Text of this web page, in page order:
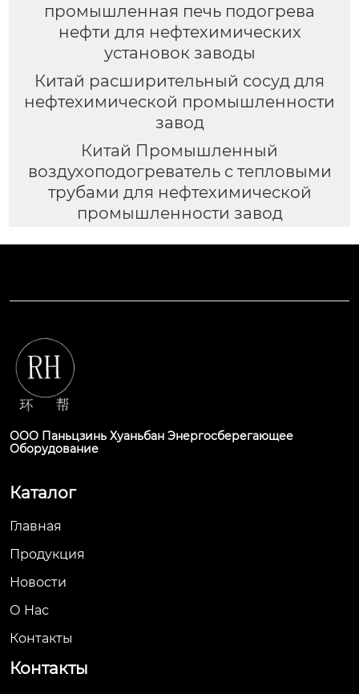
промышленная печь подогрева
нефти для нефтехимических
установок заводы
Китай расширительный сосуд для
нефтехимической промышленности
завод
Китай Промышленный
воздухоподогреватель с тепловыми
трубами для нефтехимической
промышленности завод
ООО Паньцзинь Хуаньбан Энергосберегающее
Оборудование
Каталог
Главная
Продукция
Новости
О Hас
Контакты
Контакты